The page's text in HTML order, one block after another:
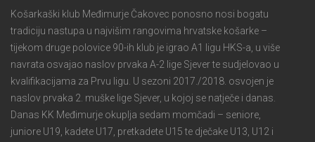
Košarkaški klub Međimurje Čakovec ponosno nosi bogatu
tradiciju nastupa u najvišim rangovima hrvatske košarke –
tijekom druge polovice 90-ih klub je igrao A1 ligu HKS-a, u više
navrata osvajao naslov prvaka A-2 lige Sjever te sudjelovao u
kvalifikacijama za Prvu ligu. U sezoni 2017./2018. osvojen je
naslov prvaka 2. muške lige Sjever, u kojoj se natječe i danas.
Danas KK Međimurje okuplja sedam momčadi – seniore,
juniore U19, kadete U17, pretkadete U15 te dječake U13, U12 i